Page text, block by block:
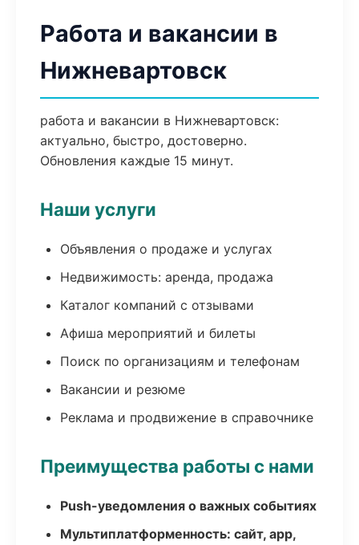
Работа и вакансии в
Нижневартовск
работа и вакансии в Нижневартовск:
актуально, быстро, достоверно.
Обновления каждые 15 минут.
Наши услуги
Объявления о продаже и услугах
Недвижимость: аренда, продажа
Каталог компаний с отзывами
Афиша мероприятий и билеты
Поиск по организациям и телефонам
Вакансии и резюме
Реклама и продвижение в справочнике
Преимущества работы с нами
Push-уведомления о важных событиях
Мультиплатформенность: сайт, app,